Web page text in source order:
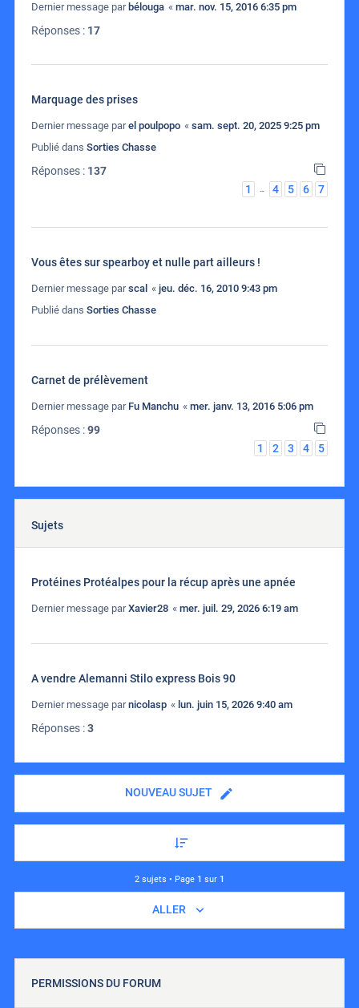
Dernier message par bélouga « mar. nov. 15, 2016 6:35 pm
Réponses : 17
Marquage des prises
Dernier message parel poulpopo « sam. sept. 20, 2025 9:25 pm
Publié dans Sorties Chasse
Réponses : 137
1
… 4 5 6 7
Vous êtes sur spearboy et nulle part ailleurs !
Dernier message parscal « jeu. déc. 16, 2010 9:43 pm
Publié dans Sorties Chasse
Carnet de prélèvement
Dernier message par Fu Manchu « mer. janv. 13, 2016 5:06 pm
Réponses :99
1
2 3 4 5
Sujets
Protéines Protéalpes pour la récup après une apnée
Dernier message parXavier28 « mer. juil. 29, 2026 6:19 am
A vendre Alemanni Stilo express Bois 90
Dernier message parnicolasp « lun. juin 15, 2026 9:40 am
Réponses :3
NOUVEAU SUJET
2 sujets • Page 1 sur 1
ALLER
PERMISSIONS DU FORUM